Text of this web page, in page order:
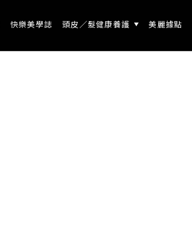
快樂美學誌 頭皮／髮健康養護 美麗據點